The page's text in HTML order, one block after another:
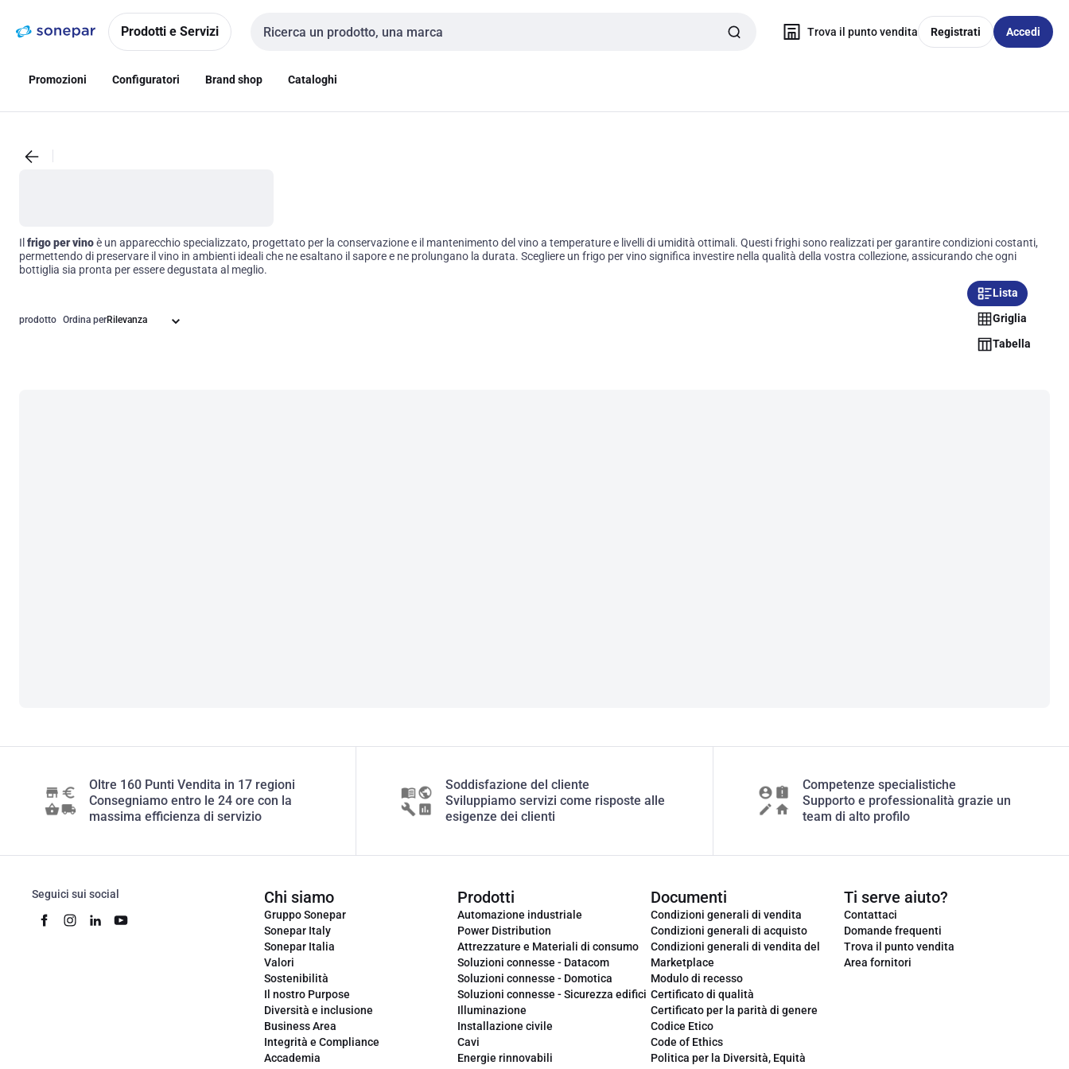
navigazionealla
Prodotti e Servizi
Cerca input
Trova il punto vendita Registrati Accedi
Promozioni Configuratori Brand shop Cataloghi
Il frigo per vinoè un apparecchio specializzato, progettato per la conservazione e il mantenimento del vino a temperature e livelli di umidità ottimali. Questi frighi sono realizzati per garantire condizioni costanti,
permettendo di preservare il vino in ambienti ideali che ne esaltano il sapore e ne prolungano la durata. Scegliere un frigo per vino significa investire nella qualità della vostra collezione, assicurando che ogni
bottiglia sia pronta per essere degustata al meglio.
prodotto Ordina per
Lista
Griglia
Tabella
Oltre 160 Punti Vendita in 17 regioni
Consegniamo entro le 24 ore con la
massima efficienza di servizio
Soddisfazione del cliente
Sviluppiamo servizi come risposte alle
esigenze dei clienti
Competenze specialistiche
Supporto e professionalità grazie un
team di alto profilo
Seguici sui social Chi siamo
Gruppo Sonepar
Sonepar Italy
Sonepar Italia
Valori
Sostenibilità
Il nostro Purpose
Diversità e inclusione
Business Area
Integrità e Compliance
Accademia
Prodotti
Automazione industriale
Power Distribution
Attrezzature e Materiali di consumo
Soluzioni connesse - Datacom
Soluzioni connesse - Domotica
Soluzioni connesse - Sicurezza edifici
Illuminazione
Installazione civile
Cavi
Energie rinnovabili
Documenti
Condizioni generali di vendita
Condizioni generali di acquisto
Condizioni generali di vendita del
Marketplace
Modulo di recesso
Certificato di qualità
Certificato per la parità di genere
Codice Etico
Code of Ethics
Politica per la Diversità, Equità
Ti serve aiuto?
Contattaci
Domande frequenti
Trova il punto vendita
Area fornitori